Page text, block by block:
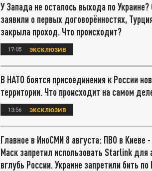
У Запада не осталось выхода по
заявили о первых договорённостях,
закрыла проход. Что происходит?
17:05 ЭКСКЛЮЗИВ
В НАТО боятся присоединения к России
территории. Что происходит на самом
13:56 ЭКСКЛЮЗИВ
Главное в ИноСМИ 8 августа: ПВО в Киеве
Маск запретил использовать Starlink для
вглубь России. Украине запретили бить